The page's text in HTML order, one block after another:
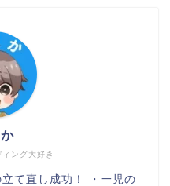
ング大好き
て直し成功！ ・一児の